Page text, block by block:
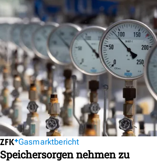
Gasmarktbericht
Speichersorgen nehmen zu